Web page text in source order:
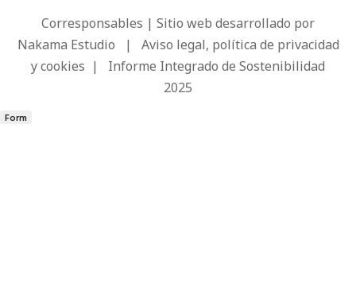
Corresponsables | Sitio web desarrollado por
Nakama Estudio | Aviso legal, política de privacidad
y cookies | Informe Integrado de Sostenibilidad
2025
Form